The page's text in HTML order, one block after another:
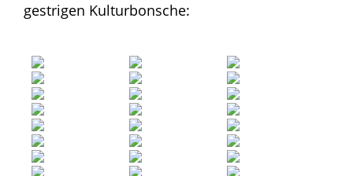
gestrigen Kulturbonsche: